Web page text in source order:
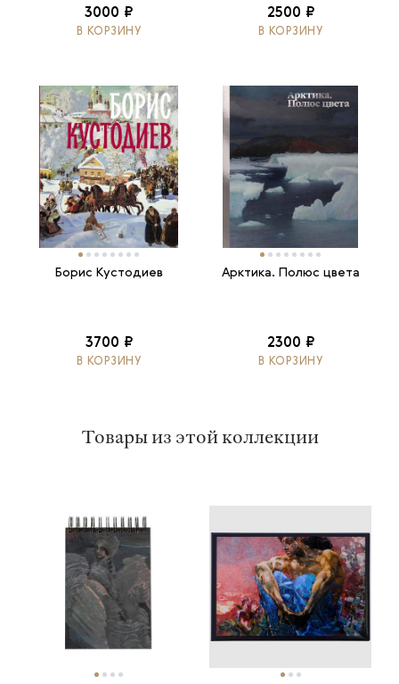
3000 ₽
В КОРЗИНУ
2500 ₽
В КОРЗИНУ
Борис Кустодиев
3700 ₽
В КОРЗИНУ
Арктика. Полюс цвета
2300 ₽
В КОРЗИНУ
Товары из этой коллекции